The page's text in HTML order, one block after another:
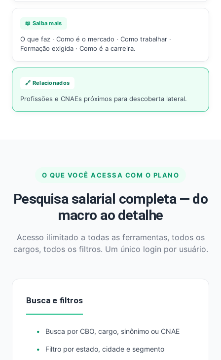
📖 Saiba mais
O que faz · Como é o mercado · Como trabalhar ·
Formação exigida · Como é a carreira.
🔗 Relacionados
Profissões e CNAEs próximos para descoberta lateral.
O QUE VOCÊ ACESSA COM O PLANO
Pesquisa salarial completa — do
macro ao detalhe
Acesso ilimitado a todas as ferramentas, todos os
cargos, todos os filtros. Um único login por usuário.
Busca e filtros
Busca por CBO, cargo, sinônimo ou CNAE
Filtro por estado, cidade e segmento